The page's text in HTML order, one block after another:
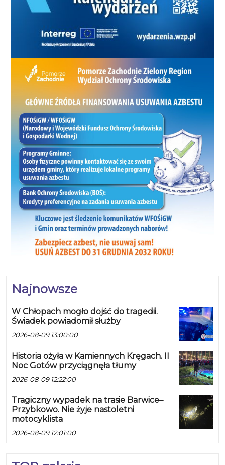
Najnowsze
W Chłopach mogło dojść do tragedii.
Świadek powiadomił służby
2026-08-09 13:00:00
Historia ożyła w Kamiennych Kręgach. II
Noc Gotów przyciągnęła tłumy
2026-08-09 12:22:00
Tragiczny wypadek na trasie Barwice–
Przybkowo. Nie żyje nastoletni
motocyklista
2026-08-09 12:01:00